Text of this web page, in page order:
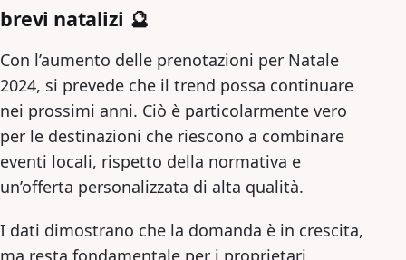
brevi natalizi 🔮
Con l’aumento delle prenotazioni per Natale
2024, si prevede che il trend possa continuare
nei prossimi anni. Ciò è particolarmente vero
per le destinazioni che riescono a combinare
eventi locali, rispetto della normativa e
un’offerta personalizzata di alta qualità.
I dati dimostrano che la domanda è in crescita,
ma resta fondamentale per i proprietari